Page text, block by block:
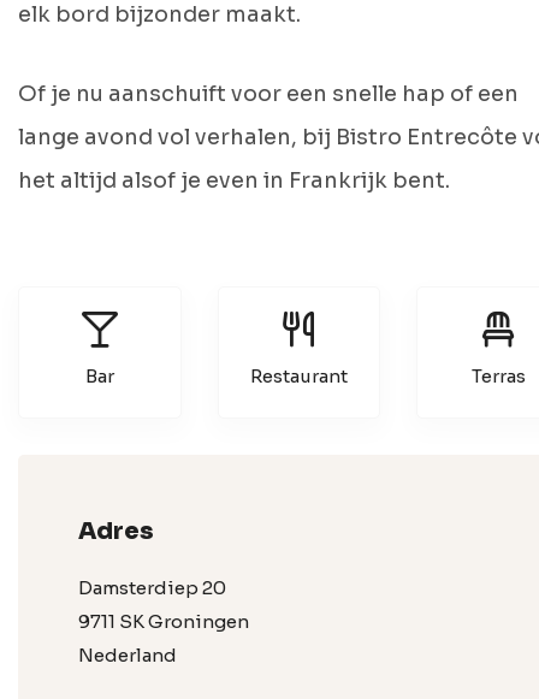
elk bord bijzonder maakt.
Of je nu aanschuift voor een snelle hap of een
lange avond vol verhalen, bij Bistro Entrecôte
het altijd alsof je even in Frankrijk bent.
Bar Restaurant Terras
Adres
Damsterdiep 20
9711 SK Groningen
Nederland